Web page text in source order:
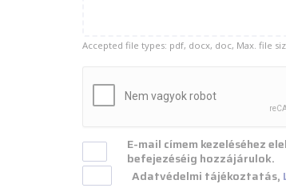
Accepted file types: pdf, docx, doc, Max. file
E-mail címem kezeléséhez
befejezéséig hozzájárulok.
Adatvédelmi tájékoztatás,